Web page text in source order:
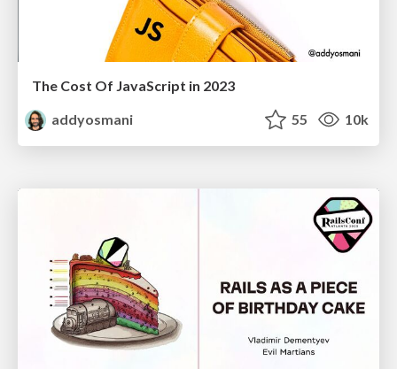
The Cost Of JavaScript in 2023
addyosmani
55 10k